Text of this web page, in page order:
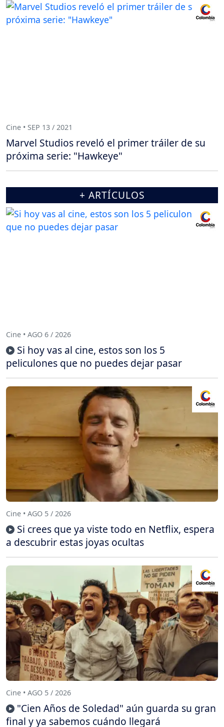
Cine • SEP 13 / 2021
Marvel Studios reveló el primer tráiler de su
próxima serie: "Hawkeye"
+ ARTÍCULOS
Cine • AGO 6 / 2026
Si hoy vas al cine, estos son los 5
peliculones que no puedes dejar pasar
Cine • AGO 5 / 2026
Si crees que ya viste todo en Netflix, espera
a descubrir estas joyas ocultas
Cine • AGO 5 / 2026
"Cien Años de Soledad" aún guarda su gran
final y ya sabemos cuándo llegará